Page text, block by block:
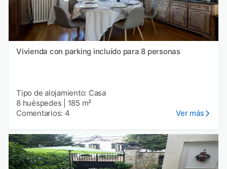
Vivienda con parking incluído para 8 personas
Tipo de alojamiento: Casa
8 huéspedes
185 m²
Comentarios: 4
Ver más